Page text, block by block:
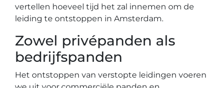
vertellen hoeveel tijd het zal innemen om de
leiding te ontstoppen in Amsterdam.
Zowel privépanden als
bedrijfspanden
Het ontstoppen van verstopte leidingen voeren